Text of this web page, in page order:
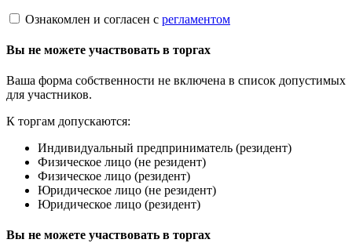
Ознакомлен и согласен с регламентом
Вы не можете участвовать в торгах
Ваша форма собственности не включена в список допустимых
для участников.
К торгам допускаются:
Индивидуальный предприниматель (резидент)
Физическое лицо (не резидент)
Физическое лицо (резидент)
Юридическое лицо (не резидент)
Юридическое лицо (резидент)
Вы не можете участвовать в торгах